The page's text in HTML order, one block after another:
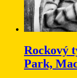
Rockový
Park,